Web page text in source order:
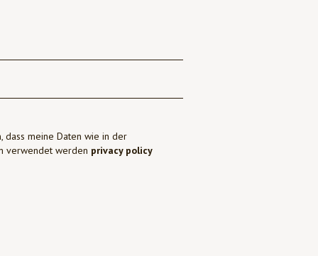
dass meine Daten wie in der
verwendet werden privacy policy